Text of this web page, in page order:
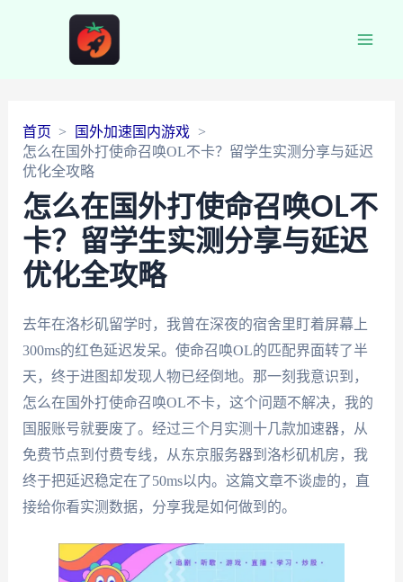
首页
国外加速国内游戏
怎么在国外打使命召唤OL不卡？留学生实测分享与延迟
优化全攻略
怎么在国外打使命召唤OL不
卡？留学生实测分享与延迟
优化全攻略
去年在洛杉矶留学时，我曾在深夜的宿舍里盯着屏幕上
300ms的红色延迟发呆。使命召唤OL的匹配界面转了半
天，终于进图却发现人物已经倒地。那一刻我意识到，
怎么在国外打使命召唤OL不卡，这个问题不解决，我的
国服账号就要废了。经过三个月实测十几款加速器，从
免费节点到付费专线，从东京服务器到洛杉矶机房，我
终于把延迟稳定在了50ms以内。这篇文章不谈虚的，直
接给你看实测数据，分享我是如何做到的。